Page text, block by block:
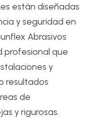
están diseñadas
y seguridad en
Abrasivos
profesional que
y
resultados
de
y rigurosas.